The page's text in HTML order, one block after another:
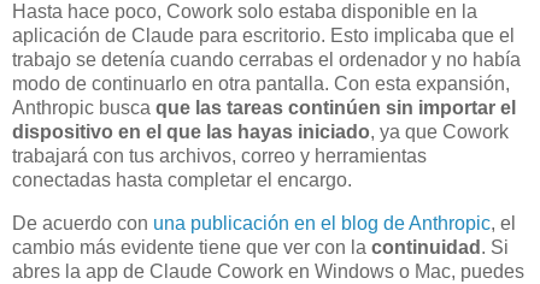
Hasta hace poco, Cowork solo estaba disponible en la
aplicación de Claude para escritorio. Esto implicaba que el
trabajo se detenía cuando cerrabas el ordenador y no había
modo de continuarlo en otra pantalla. Con esta expansión,
Anthropic busca que las tareas continúen sin importar el
dispositivo en el que las hayas iniciado, ya que Cowork
trabajará con tus archivos, correo y herramientas
conectadas hasta completar el encargo.
De acuerdo con una publicación en el blog de Anthropic, el
cambio más evidente tiene que ver con la continuidad . Si
abres la app de Claude Cowork en Windows o Mac, puedes